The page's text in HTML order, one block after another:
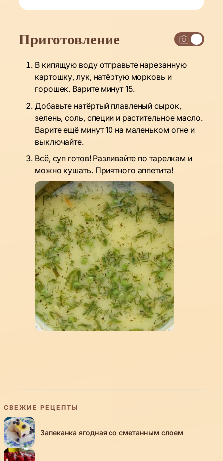
Приготовление
В кипящую воду отправьте нарезанную
картошку, лук, натёртую морковь и
горошек. Варите минут 15.
Добавьте натёртый плавленый сырок,
зелень, соль, специи и растительное масло.
Варите ещё минут 10 на маленьком огне и
выключайте.
Всё, суп готов! Разливайте по тарелкам и
можно кушать. Приятного аппетита!
СВЕЖИЕ РЕЦЕПТЫ
Запеканка ягодная со сметанным слоем